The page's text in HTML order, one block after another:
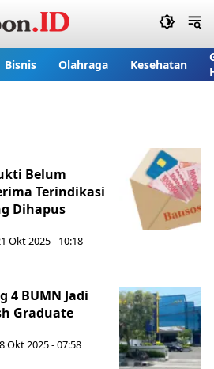
Bisnis Olahraga Kesehatan
Belum
Terindikasi
Dihapus
Okt 2025 - 10:18
4 BUMN Jadi
Graduate
Okt 2025 - 07:58